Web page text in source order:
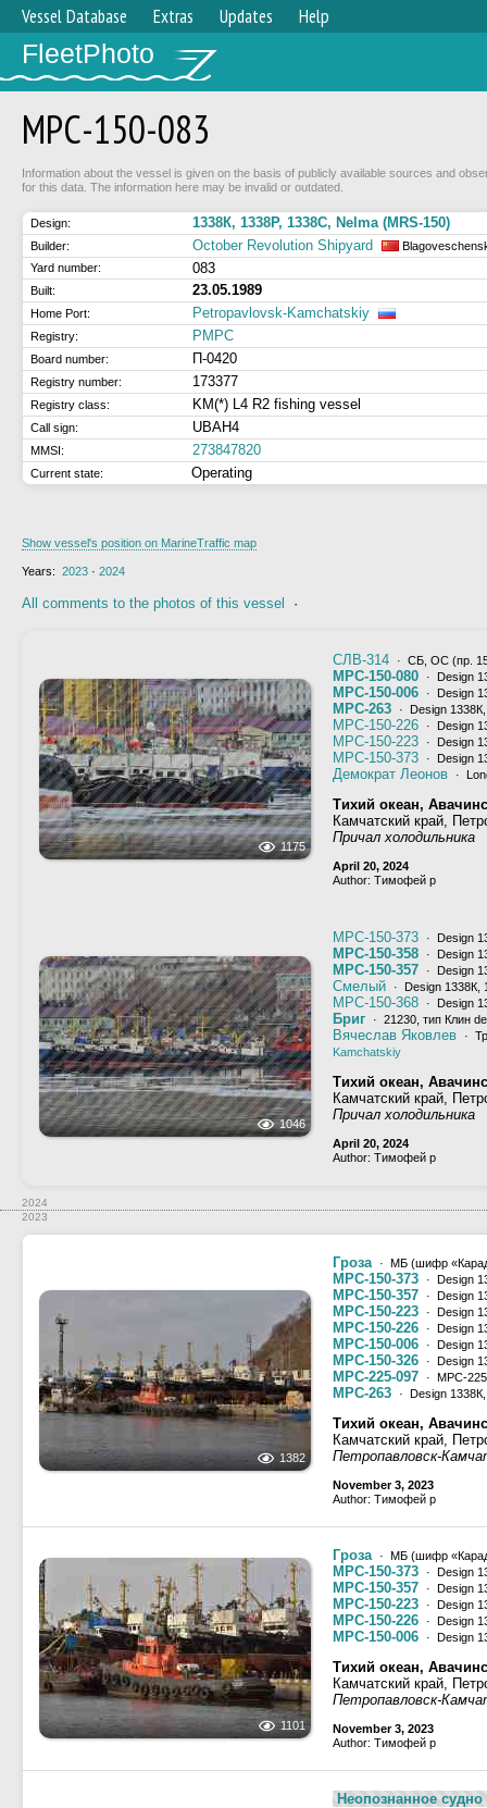
Vessel Database Extras Updates Help
FleetPhoto
МРС-150-083
Information about the vessel is given on the basis of publicly available sources and
for this data. The information here may be invalid or outdated.
Design: 1338К, 1338P, 1338С, Nelma (MRS-150)
Builder: October Revolution Shipyard
Yard number:
083
Built: 23.05.1989
Home Port: Petropavlovsk-Kamchatskiy
Registry: РМРС
Board number: П-0420
Registry number: 173377
Registry class: KM(*) L4 R2 fishing vessel
Call sign: UBAH4
MMSI: 273847820
Current state: Operating
Show vessel's position on MarineTraffic map
Years: 2023 · 2024
All comments to the photos of this vessel ·
1175
СЛВ-314 · СБ, ОС (пр.
МРС-150-080 · Design
МРС-150-006 · Design
МРС-263 · Design
МРС-150-226 · Design
МРС-150-223 · Design
МРС-150-373 · Design
Демократ Леонов ·
Тихий океан,
Камчатский край,
Причал холодильника
April 20, 2024
Author: Тимофей р
1046
МРС-150-373 · Design
МРС-150-358 · Design
МРС-150-357 · Design
Смелый · Design 1338К,
МРС-150-368 · Design
Бриг · 21230, тип Клин
Вячеслав Яковлев
·
Kamchatskiy
Тихий океан,
Камчатский край,
Причал холодильника
April 20, 2024
Author: Тимофей р
2024
2023
1382
Гроза · МБ (шифр
МРС-150-373 · Design
МРС-150-357 · Design
МРС-150-223 · Design
МРС-150-226 · Design
МРС-150-006 · Design
МРС-150-326 · Design
МРС-225-097 · МРС-225
МРС-263 · Design
Тихий океан,
Камчатский край,
Петропавловск-
November 3, 2023
Author: Тимофей р
1101
Гроза · МБ (шифр
МРС-150-373 · Design
МРС-150-357 · Design
МРС-150-223 · Design
МРС-150-226 · Design
МРС-150-006 · Design
Тихий океан,
Камчатский край,
Петропавловск-
November 3, 2023
Author: Тимофей р
Неопознанное